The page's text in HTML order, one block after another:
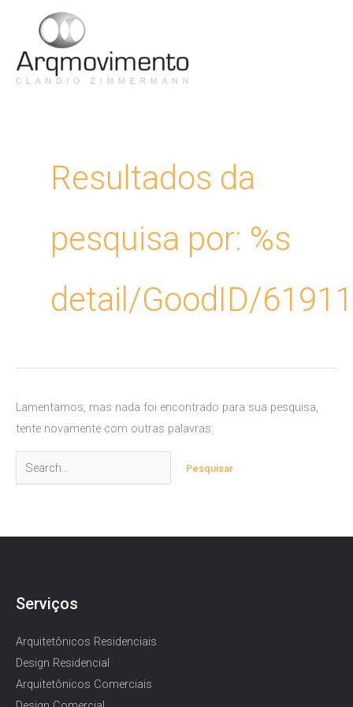
conteúdo
Resultados da
pesquisa por: %s
detail/GoodID/
Lamentamos, mas nada foi encontrado para sua pesquisa,
tente novamente com outras palavras.
Pesquisar
por:
Serviços
Arquitetônicos Residenciais
Design Residencial
Arquitetônicos Comerciais